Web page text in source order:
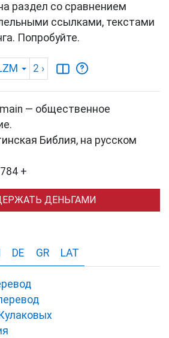
раздел со сравнением
ссылками, текстами
Попробуйте.
2 ›
— общественное
Библия, на русском
+
ДЕНЬГАМИ
DE GR LAT